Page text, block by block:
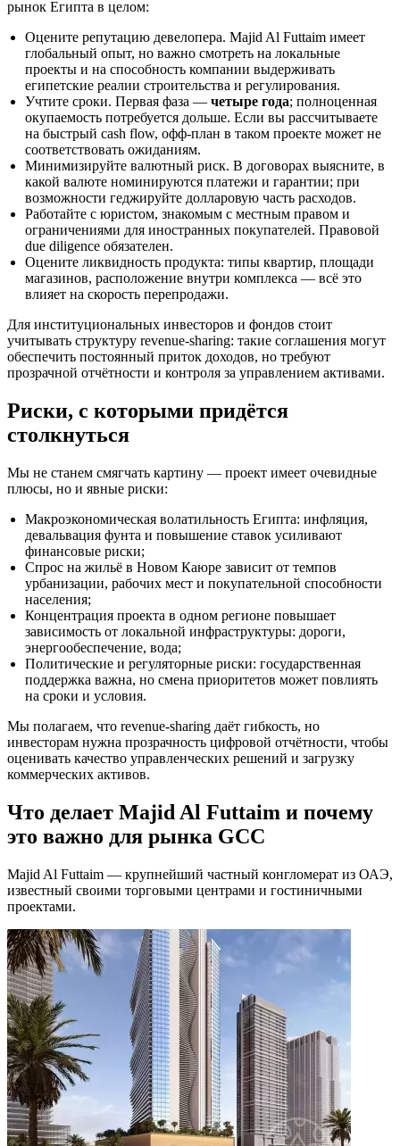
рынок Египта в целом:
Оцените репутацию девелопера. Majid Al Futtaim имеет
глобальный опыт, но важно смотреть на локальные
проекты и на способность компании выдерживать
египетские реалии строительства и регулирования.
Учтите сроки. Первая фаза — четыре года; полноценная
окупаемость потребуется дольше. Если вы рассчитываете
на быстрый cash flow, офф-план в таком проекте может не
соответствовать ожиданиям.
Минимизируйте валютный риск. В договорах выясните, в
какой валюте номинируются платежи и гарантии; при
возможности геджируйте долларовую часть расходов.
Работайте с юристом, знакомым с местным правом и
ограничениями для иностранных покупателей. Правовой
due diligence обязателен.
Оцените ликвидность продукта: типы квартир, площади
магазинов, расположение внутри комплекса — всё это
влияет на скорость перепродажи.
Для институциональных инвесторов и фондов стоит
учитывать структуру revenue-sharing: такие соглашения могут
обеспечить постоянный приток доходов, но требуют
прозрачной отчётности и контроля за управлением активами.
Риски, с которыми придётся
столкнуться
Мы не станем смягчать картину — проект имеет очевидные
плюсы, но и явные риски:
Макроэкономическая волатильность Египта: инфляция,
девальвация фунта и повышение ставок усиливают
финансовые риски;
Спрос на жильё в Новом Каюре зависит от темпов
урбанизации, рабочих мест и покупательной способности
населения;
Концентрация проекта в одном регионе повышает
зависимость от локальной инфраструктуры: дороги,
энергообеспечение, вода;
Политические и регуляторные риски: государственная
поддержка важна, но смена приоритетов может повлиять
на сроки и условия.
Мы полагаем, что revenue-sharing даёт гибкость, но
инвесторам нужна прозрачность цифровой отчётности, чтобы
оценивать качество управленческих решений и загрузку
коммерческих активов.
Что делает Majid Al Futtaim и почему
это важно для рынка GCC
Majid Al Futtaim — крупнейший частный конгломерат из ОАЭ,
известный своими торговыми центрами и гостиничными
проектами.